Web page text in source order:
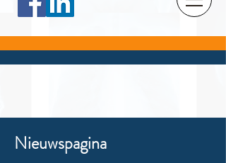
Nieuwspagina